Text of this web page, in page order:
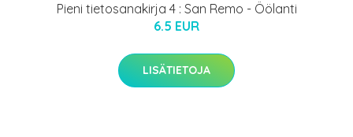
Pieni tietosanakirja 4 : San Remo - Öölanti
6.5 EUR
LISÄTIETOJA